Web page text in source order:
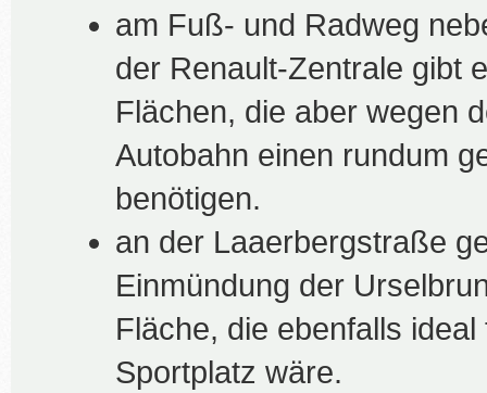
am Fuß- und Radweg
der Renault-Zentrale gibt
Flächen, die aber wegen
Autobahn einen rundum
benötigen.
an der Laaerbergstraße
Einmündung der
Fläche, die ebenfalls
Sportplatz wäre.